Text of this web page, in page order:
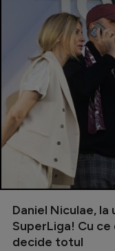
Daniel Niculae, la
SuperLiga! Cu ce
decide totul